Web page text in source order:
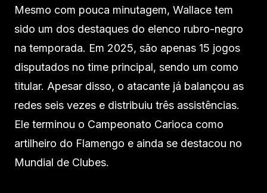
Mesmo com pouca minutagem, Wallace tem
sido um dos destaques do elenco rubro-negro
na temporada. Em 2025, são apenas 15 jogos
disputados no time principal, sendo um como
titular. Apesar disso, o atacante já balançou as
redes seis vezes e distribuiu três assistências.
Ele terminou o Campeonato Carioca como
artilheiro do Flamengo e ainda se destacou no
Mundial de Clubes.